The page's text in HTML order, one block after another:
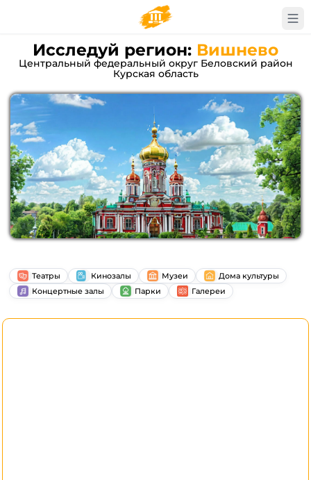
Исследуй регион: Вишнево
Центральный федеральный округ Беловский район
Курская область
Театры Кинозалы Музеи
Дома культуры
Концертные залы
Парки Галереи